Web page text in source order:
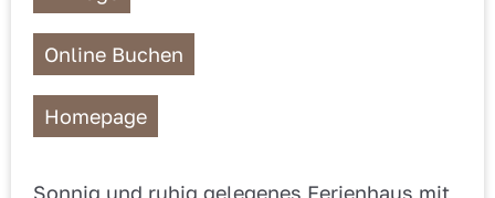
Online Buchen
Homepage
Sonnig und ruhig gelegenes Ferienhaus mit